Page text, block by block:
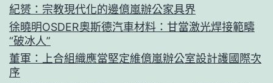
紀赟：宗教現代化的邊億嵐辦公家具界
徐曉明OSDER奧斯德汽車材料：甘當激光焊接範疇
“破冰人”
董軍：上合組織應當堅定維億嵐辦公室設計護國際次
序